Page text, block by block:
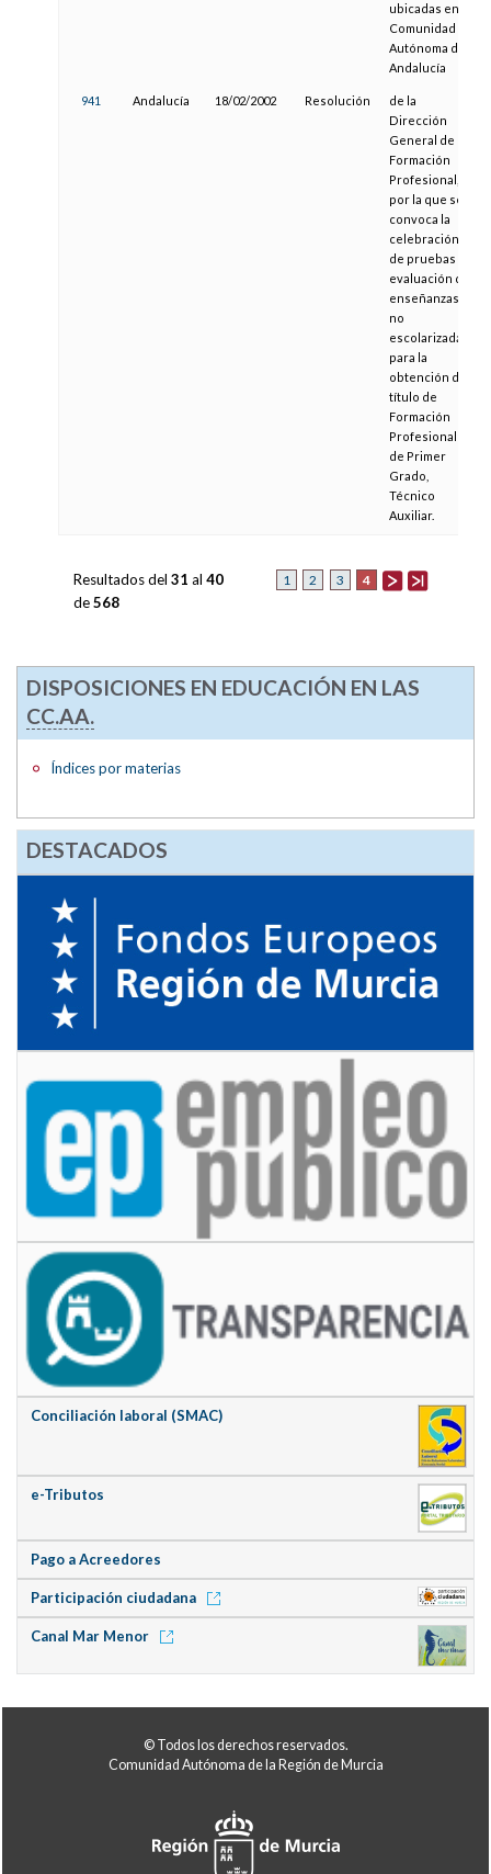
ubicadas en la
Comunidad
Autónoma de
Andalucía
941 Andalucía 18/02/2002 Resolución
de la
Dirección
General de
Formación
Profesional,
por la que se
convoca la
celebración
de pruebas de
evaluación de
enseñanzas
no
escolarizadas
para la
obtención del
título de
Formación
Profesional
de Primer
Grado,
Técnico
Auxiliar.
1 2 3 4
Resultados del 31 al 40
de568
DISPOSICIONES EN EDUCACIÓN EN LAS
CC.AA.
Índices por materias
DESTACADOS
Conciliación laboral (SMAC)
e-Tributos
Pago a Acreedores
Participación ciudadana
Canal Mar Menor
© Todos los derechos reservados.
Comunidad Autónoma de la Región de Murcia